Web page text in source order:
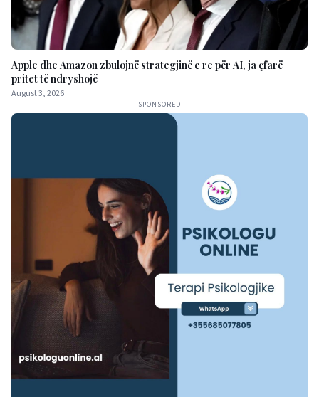
Apple dhe Amazon zbulojnë strategjinë e re për AI, ja çfarë
pritet të ndryshojë
August 3, 2026
SPONSORED